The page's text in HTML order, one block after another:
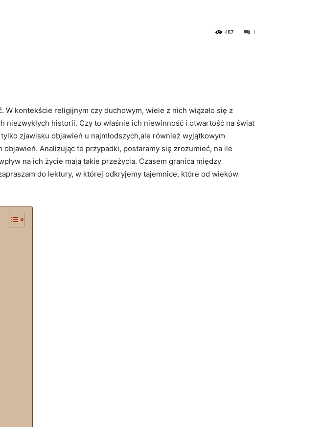
1
487
kontekście religijnym czy‍ duchowym, wiele z nich wiązało się z
⁢niezwykłych historii. Czy to ⁤właśnie ich niewinność ⁢i otwartość na świat⁢
zjawisku objawień u ⁢najmłodszych,ale również wyjątkowym
Analizując te przypadki, postaramy się⁤ zrozumieć, na ‌ile
na ich życie mają takie przeżycia. ⁤Czasem ‌granica między
do lektury, w której odkryjemy tajemnice, które ​od wieków